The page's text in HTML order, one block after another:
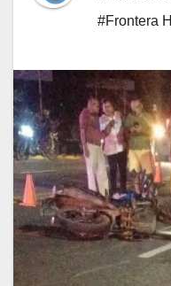
#Frontera